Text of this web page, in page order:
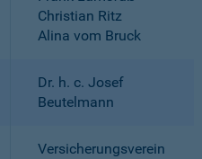
Christian Ritz
Alina vom Bruck
Dr. h. c. Josef
Beutelmann
Versicherungsverein